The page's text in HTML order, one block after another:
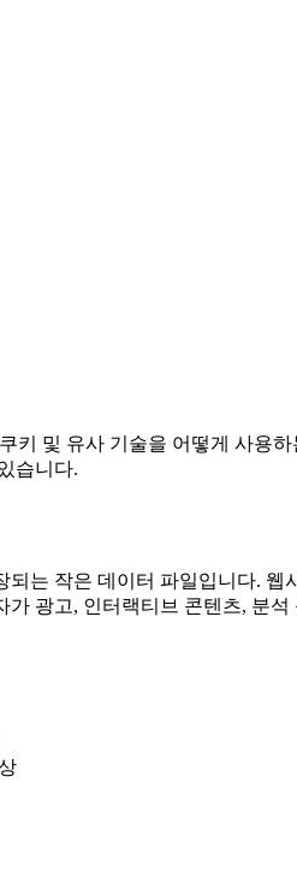
키 및 유사 기술을 어떻게 사
습니다.
는 작은 데이터 파일입니다.
가 광고, 인터랙티브 콘텐츠, 분